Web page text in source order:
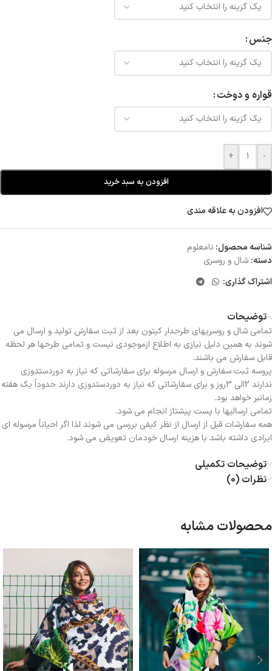
جنس
قواره و دوخت
-
+
افزودن به سبد خرید
افزودن به علاقه مندی
شناسه محصول: نامعلوم
دسته: شال و روسری
اشتراک گذاری:
توضیحات
تمامی شال و روسریهای طرحدار کیتون بعد از ثبت سفارش تولید و ارسال می
شوند به همین دلیل نیازی به اطلاع ازموجودی نیست و تمامی طرحها هر لحظه
قابل سفارش می باشند.
پروسه ثبت سفارش و ارسال مرسوله برای سفارشاتی که نیاز به دوردستدوزی
ندارند 2الی 3روز و برای سفارشاتی که نیاز به دوردستدوزی دارند حدوداً یک هفته
زمانبر خواهد بود.
تمامی ارسالیها با پست پیشتاز انجام می شود.
همه سفارشات قبل از ارسال از نظر کیفی بررسی می شوند لذا اگر احیاناً مرسوله ای
ایرادی داشته باشد با هزینه ارسال خودمان تعویض می شود.
توضیحات تکمیلی
نظرات (0)
محصولات مشابه